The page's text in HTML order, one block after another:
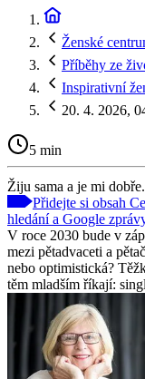
Ženské
Příběhy ze
Inspirativní
20. 4. 2026,
5 min
Žiju sama a je mi
Přidejte si obsah
hledání a Google
V roce 2030 bude v
mezi pětadvaceti a
nebo optimistická?
těm mladším říkají: